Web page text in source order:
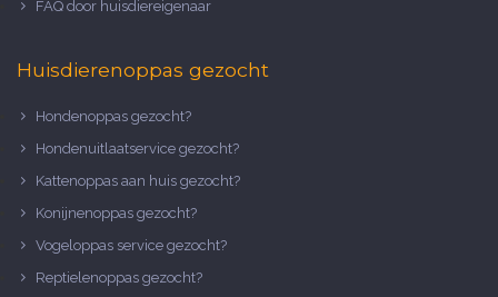
FAQ door huisdiereigenaar
Huisdierenoppas gezocht
Hondenoppas gezocht?
Hondenuitlaatservice gezocht?
Kattenoppas aan huis gezocht?
Konijnenoppas gezocht?
Vogeloppas service gezocht?
Reptielenoppas gezocht?